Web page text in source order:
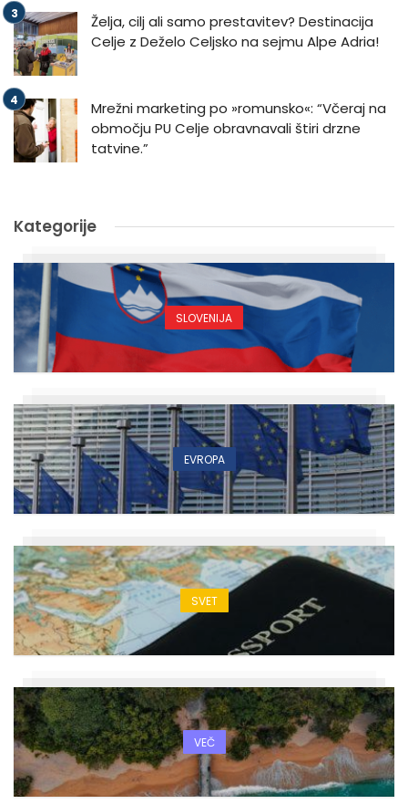
Želja, cilj ali samo prestavitev? Destinacija
Celje z Deželo Celjsko na sejmu Alpe Adria!
Mrežni marketing po »romunsko«: “Včeraj na
območju PU Celje obravnavali štiri drzne
tatvine.”
Kategorije
SLOVENIJA
EVROPA
SVET
VEČ